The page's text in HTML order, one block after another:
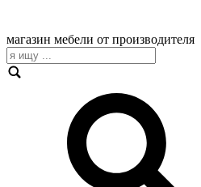
магазин мебели от производителя